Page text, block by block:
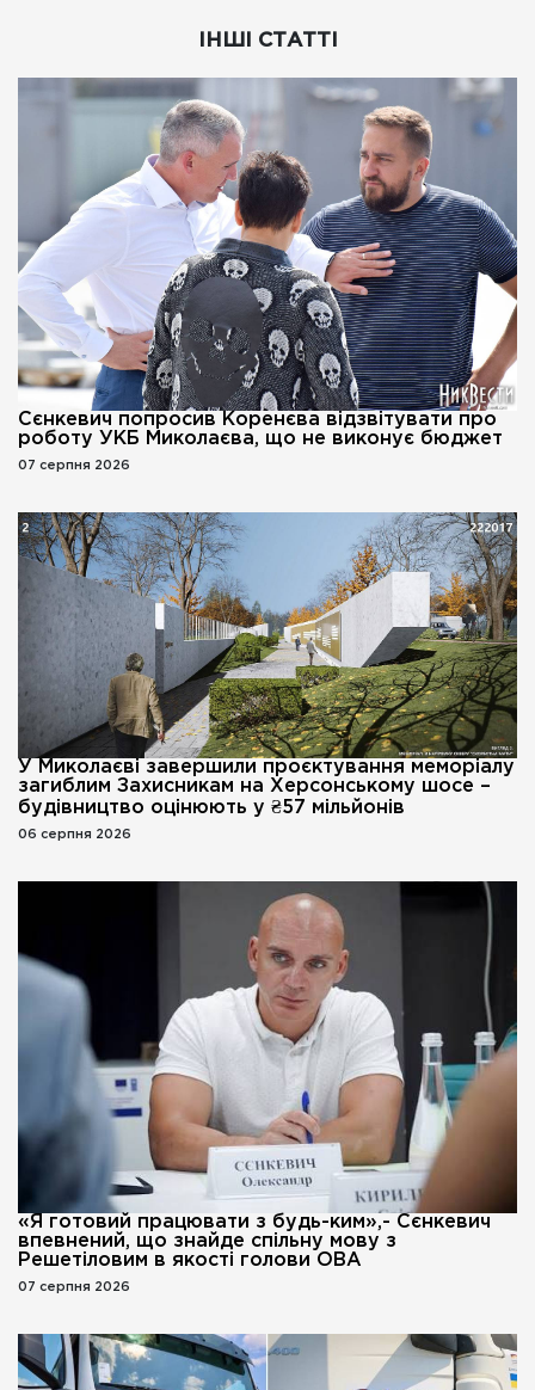
ІНШІ СТАТТІ
Сєнкевич попросив Коренєва відзвітувати про
роботу УКБ Миколаєва, що не виконує бюджет
07 серпня 2026
У Миколаєві завершили проєктування меморіалу
загиблим Захисникам на Херсонському шосе –
будівництво оцінюють у ₴57 мільйонів
06 серпня 2026
«Я готовий працювати з будь-ким»,- Сєнкевич
впевнений, що знайде спільну мову з
Решетіловим в якості голови ОВА
07 серпня 2026